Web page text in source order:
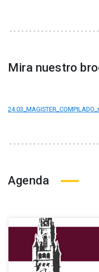
Mira nuestro
Agenda